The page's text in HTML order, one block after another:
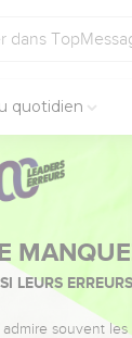
quotidien
LEURS
souvent les